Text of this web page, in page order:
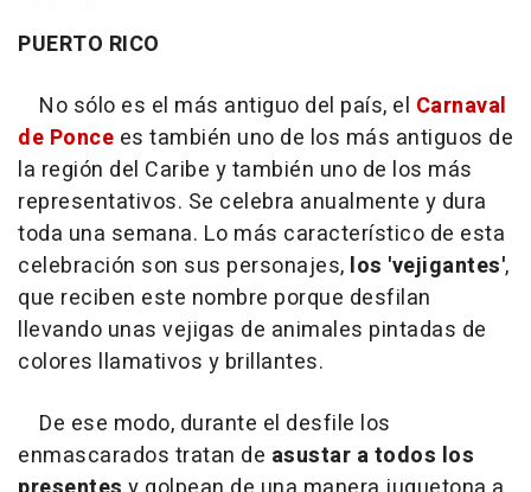
PUERTO RICO
No sólo es el más antiguo del país, el Carnaval
de Ponce es también uno de los más antiguos de
la región del Caribe y también uno de los más
representativos. Se celebra anualmente y dura
toda una semana. Lo más característico de esta
celebración son sus personajes, los 'vejigantes',
que reciben este nombre porque desfilan
llevando unas vejigas de animales pintadas de
colores llamativos y brillantes.
De ese modo, durante el desfile los
enmascarados tratan de asustar a todos los